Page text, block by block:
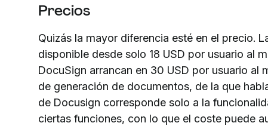
Precios
Quizás la mayor diferencia esté en el precio.
disponible desde solo 18 USD por usuario al
DocuSign arrancan en 30 USD por usuario al
de generación de documentos, de la que
de Docusign corresponde solo a la
ciertas funciones, con lo que el coste puede